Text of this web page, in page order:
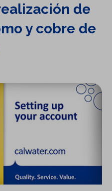
de
y cobre de